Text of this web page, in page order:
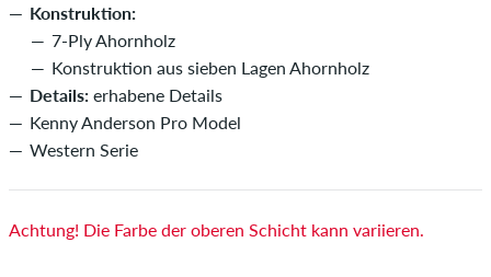
Konstruktion:
7-Ply Ahornholz
Konstruktion aus sieben Lagen Ahornholz
Details: erhabene Details
Kenny Anderson Pro Model
Western Serie
Achtung! Die Farbe der oberen Schicht kann variieren.